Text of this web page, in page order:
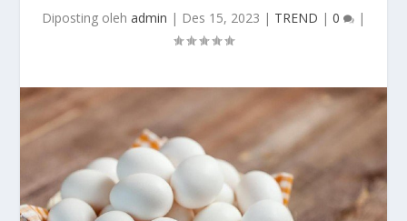
Diposting oleh admin | Des 15, 2023 | TREND | 0 |